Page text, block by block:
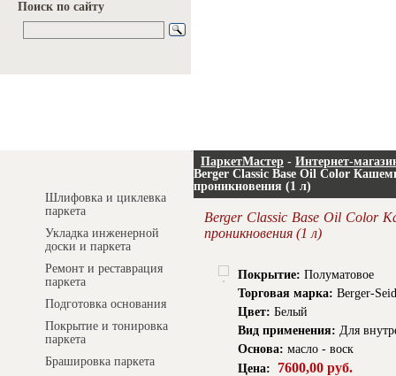
Поиск по сайту
Шлифовка и циклевка
паркета
Укладка инженерной
доски и паркета
Ремонт и реставрация
паркета
Подготовка основания
Покрытие и тонировка
паркета
Брашировка паркета
ПаркетМастер - Интернет-
Berger Classic Base Oil Color
проникновения (1 л)
Berger Classic Base Oil Color
проникновения (1 л)
Покрытие: Полуматовое
Торговая марка: Berger-
Цвет: Белый
Вид применения: Для
Основа: масло - воск
Цена:
7600,00 руб.